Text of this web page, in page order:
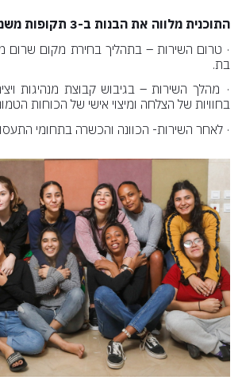
התוכנית מלווה את הבנות ב-3 תקופות משמעותיות:
· טרום השירות – בתהליך בחירת מקום שרום
בת.
· מהלך השירות – בגיבוש קבוצת מנהיגות
בחוויות של הצלחה ומיצוי אישי של הכוחות
· לאחר השירות- הכוונה והכשרה בתחומי